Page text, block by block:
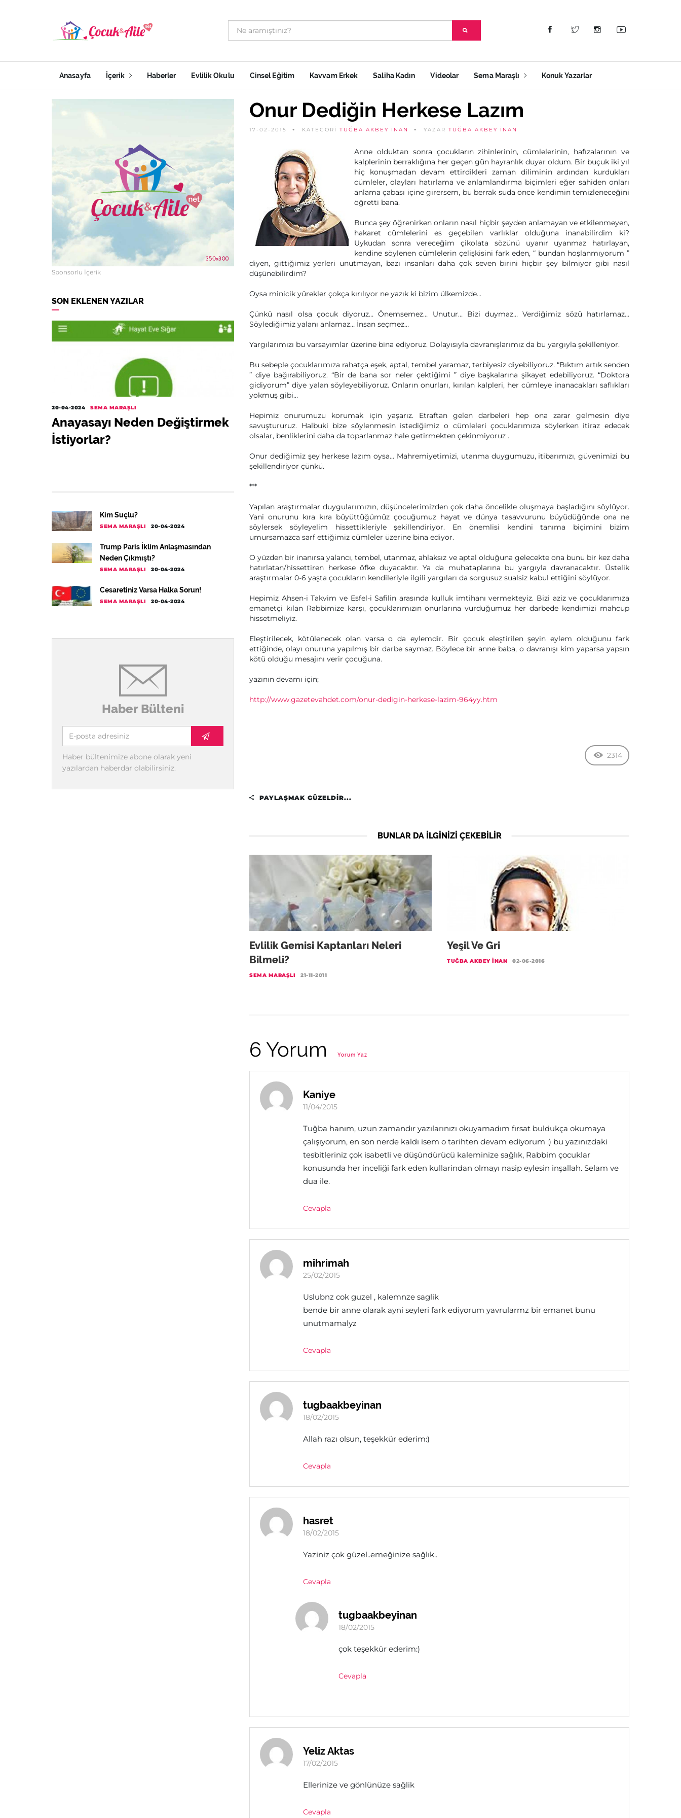
Anasayfa İçerik Haberler Evlilik Okulu Cinsel Eğitim Kavvam Erkek Saliha Kadın Videolar Sema Maraşlı Konuk Yazarlar
Sponsorlu İçerik
SON EKLENEN YAZILAR
20-04-2024 SEMA MARAŞLI
Anayasayı Neden Değiştirmek
İstiyorlar?
Kim Suçlu?
SEMA MARAŞLI 20-04-2024
Trump Paris İklim Anlaşmasından
Neden Çıkmıştı?
SEMA MARAŞLI 20-04-2024
Cesaretiniz Varsa Halka Sorun!
SEMA MARAŞLI 20-04-2024
Haber Bülteni
Haber bültenimize abone olarak yeni
yazılardan haberdar olabilirsiniz.
Onur Dediğin Herkese Lazım
17-02-2015 KATEGORİ TUĞBA AKBEY İNAN YAZAR TUĞBA AKBEY İNAN
Anne olduktan sonra çocukların zihinlerinin, cümlelerinin, hafızalarının ve
kalplerinin berraklığına her geçen gün hayranlık duyar oldum. Bir buçuk iki yıl
hiç konuşmadan devam ettirdikleri zaman diliminin ardından kurdukları
cümleler, olayları hatırlama ve anlamlandırma biçimleri eğer sahiden onları
anlama çabası içine girersem, bu berrak suda önce kendimin temizleneceğini
öğretti bana.
Bunca şey öğrenirken onların nasıl hiçbir şeyden anlamayan ve etkilenmeyen,
hakaret cümlelerini es geçebilen varlıklar olduğuna inanabilirdim ki?
Uykudan sonra vereceğim çikolata sözünü uyanır uyanmaz hatırlayan,
kendine söylenen cümlelerin çelişkisini fark eden, “ bundan hoşlanmıyorum ”
diyen, gittiğimiz yerleri unutmayan, bazı insanları daha çok seven birini hiçbir şey bilmiyor gibi nasıl
düşünebilirdim?
Oysa minicik yürekler çokça kırılıyor ne yazık ki bizim ülkemizde…
Çünkü nasıl olsa çocuk diyoruz… Önemsemez… Unutur… Bizi duymaz… Verdiğimiz sözü hatırlamaz…
Söylediğimiz yalanı anlamaz… İnsan seçmez…
Yargılarımızı bu varsayımlar üzerine bina ediyoruz. Dolayısıyla davranışlarımız da bu yargıyla şekilleniyor.
Bu sebeple çocuklarımıza rahatça eşek, aptal, tembel yaramaz, terbiyesiz diyebiliyoruz. “Bıktım artık senden
” diye bağırabiliyoruz. “Bir de bana sor neler çektiğimi ” diye başkalarına şikayet edebiliyoruz. “Doktora
gidiyorum” diye yalan söyleyebiliyoruz. Onların onurları, kırılan kalpleri, her cümleye inanacakları saflıkları
yokmuş gibi…
Hepimiz onurumuzu korumak için yaşarız. Etraftan gelen darbeleri hep ona zarar gelmesin diye
savuştururuz. Halbuki bize söylenmesin istediğimiz o cümleleri çocuklarımıza söylerken itiraz edecek
olsalar, benliklerini daha da toparlanmaz hale getirmekten çekinmiyoruz .
Onur dediğimiz şey herkese lazım oysa… Mahremiyetimizi, utanma duygumuzu, itibarımızı, güvenimizi bu
şekillendiriyor çünkü.
***
Yapılan araştırmalar duygularımızın, düşüncelerimizden çok daha öncelikle oluşmaya başladığını söylüyor.
Yani onurunu kıra kıra büyüttüğümüz çocuğumuz hayat ve dünya tasavvurunu büyüdüğünde ona ne
söylersek söyleyelim hissettikleriyle şekillendiriyor. En önemlisi kendini tanıma biçimini bizim
umursamazca sarf ettiğimiz cümleler üzerine bina ediyor.
O yüzden bir inanırsa yalancı, tembel, utanmaz, ahlaksız ve aptal olduğuna gelecekte ona bunu bir kez daha
hatırlatan/hissettiren herkese öfke duyacaktır. Ya da muhataplarına bu yargıyla davranacaktır. Üstelik
araştırmalar 0-6 yaşta çocukların kendileriyle ilgili yargıları da sorgusuz sualsiz kabul ettiğini söylüyor.
Hepimiz Ahsen-i Takvim ve Esfel-i Safilin arasında kulluk imtihanı vermekteyiz. Bizi aziz ve çocuklarımıza
emanetçi kılan Rabbimize karşı, çocuklarımızın onurlarına vurduğumuz her darbede kendimizi mahcup
hissetmeliyiz.
Eleştirilecek, kötülenecek olan varsa o da eylemdir. Bir çocuk eleştirilen şeyin eylem olduğunu fark
ettiğinde, olayı onuruna yapılmış bir darbe saymaz. Böylece bir anne baba, o davranışı kim yaparsa yapsın
kötü olduğu mesajını verir çocuğuna.
yazının devamı için;
http://www.gazetevahdet.com/onur-dedigin-herkese-lazim-964yy.htm
2314
PAYLAŞMAK GÜZELDIR...
BUNLAR DA ILGINIZI ÇEKEBILIR
Evlilik Gemisi Kaptanları Neleri
Bilmeli?
SEMA MARAŞLI 21-11-2011
Yeşil Ve Gri
TUĞBA AKBEY İNAN 02-06-2016
6 Yorum Yorum Yaz
Kaniye
11/04/2015
Tuğba hanım, uzun zamandır yazılarınızı okuyamadım fırsat buldukça okumaya
çalışıyorum, en son nerde kaldı isem o tarihten devam ediyorum :) bu yazınızdaki
tesbitleriniz çok isabetli ve düşündürücü kaleminize sağlık, Rabbim çocuklar
konusunda her inceliği fark eden kullarindan olmayı nasip eylesin inşallah. Selam ve
dua ile.
Cevapla
mihrimah
25/02/2015
Uslubnz cok guzel , kalemnze saglik
bende bir anne olarak ayni seyleri fark ediyorum yavrularmz bir emanet bunu
unutmamalyz
Cevapla
tugbaakbeyinan
18/02/2015
Allah razı olsun, teşekkür ederim:)
Cevapla
hasret
18/02/2015
Yaziniz çok güzel..emeğinize sağlık..
Cevapla
tugbaakbeyinan
18/02/2015
çok teşekkür ederim:)
Cevapla
Yeliz Aktas
17/02/2015
Ellerinize ve gönlünüze sağlik
Cevapla